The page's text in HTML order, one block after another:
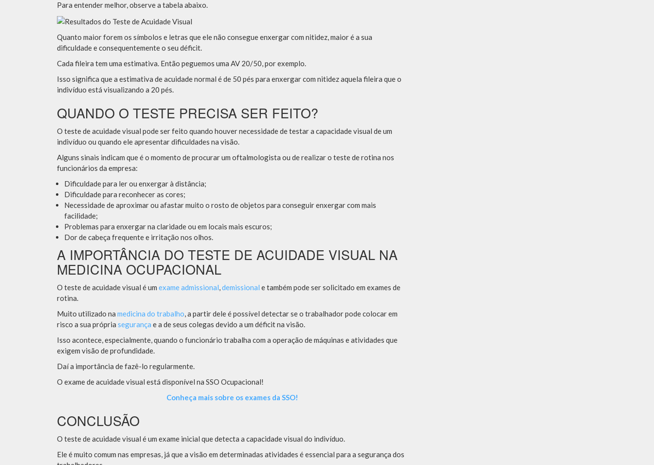
Para entender melhor, observe a tabela abaixo.
Quanto maior forem os símbolos e letras que ele não consegue enxergar com nitidez, maior é a sua
dificuldade e consequentemente o seu déficit.
Cada fileira tem uma estimativa. Então peguemos uma AV 20/50, por exemplo.
Isso significa que a estimativa de acuidade normal é de 50 pés para enxergar com nitidez aquela fileira que o
indivíduo está visualizando a 20 pés.
QUANDO O TESTE PRECISA SER FEITO?
O teste de acuidade visual pode ser feito quando houver necessidade de testar a capacidade visual de um
indivíduo ou quando ele apresentar dificuldades na visão.
Alguns sinais indicam que é o momento de procurar um oftalmologista ou de realizar o teste de rotina nos
funcionários da empresa:
Dificuldade para ler ou enxergar à distância;
Dificuldade para reconhecer as cores;
Necessidade de aproximar ou afastar muito o rosto de objetos para conseguir enxergar com mais
facilidade;
Problemas para enxergar na claridade ou em locais mais escuros;
Dor de cabeça frequente e irritação nos olhos.
A IMPORTÂNCIA DO TESTE DE ACUIDADE VISUAL NA
MEDICINA OCUPACIONAL
O teste de acuidade visual é um exame admissional,demissional e também pode ser solicitado em exames de
rotina.
Muito utilizado na medicina do trabalho, a partir dele é possível detectar se o trabalhador pode colocar em
risco a sua própria segurança e a de seus colegas devido a um déficit na visão.
Isso acontece, especialmente, quando o funcionário trabalha com a operação de máquinas e atividades que
exigem visão de profundidade.
Daí a importância de fazê-lo regularmente.
O exame de acuidade visual está disponível na SSO Ocupacional!
Conheça mais sobre os exames da SSO!
CONCLUSÃO
O teste de acuidade visual é um exame inicial que detecta a capacidade visual do indivíduo.
Ele é muito comum nas empresas, já que a visão em determinadas atividades é essencial para a segurança dos